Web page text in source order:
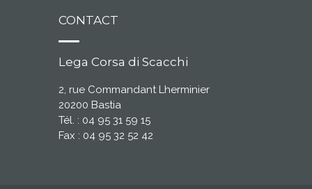
CONTACT
Lega Corsa di Scacchi
2, rue Commandant Lherminier
20200 Bastia
Tél. : 04 95 31 59 15
Fax : 04 95 32 52 42